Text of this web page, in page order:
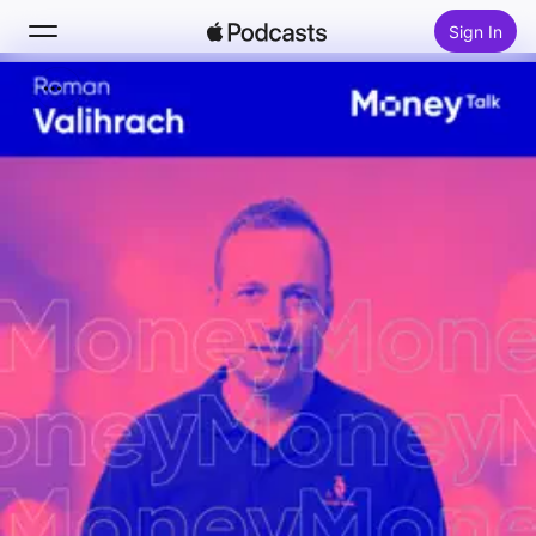
Sign In
Search
Home
Top Charts